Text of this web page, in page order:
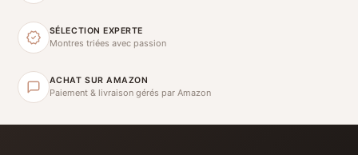
SÉLECTION EXPERTE
Montres triées avec passion
ACHAT SUR AMAZON
Paiement & livraison gérés par Amazon